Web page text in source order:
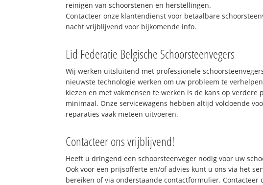
reinigen van schoorstenen en herstellingen.
Contacteer onze klantendienst voor betaalbare
nacht vrijblijvend voor bijkomende info.
Lid Federatie Belgische Schoorsteenvegers
Wij werken uitsluitend met professionele
nieuwste technologie werken om uw probleem te
kiezen en met vakmensen te werken is de kans op verdere
minimaal. Onze servicewagens hebben altijd voldoende
reparaties vaak meteen uitvoeren.
Contacteer ons vrijblijvend!
Heeft u dringend een schoorsteenveger nodig voor uw
Ook voor een prijsofferte en/of advies kunt u ons via het
bereiken of via onderstaande contactformulier. Contacteer